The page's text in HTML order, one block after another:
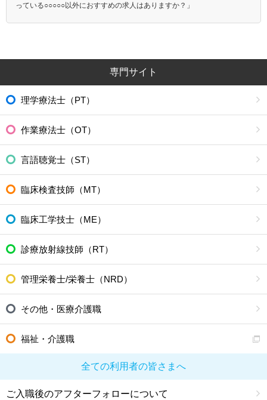
っている○○○○○以外におすすめの求人はありますか？」
専門サイト
理学療法士（PT）
作業療法士（OT）
言語聴覚士（ST）
臨床検査技師（MT）
臨床工学技士（ME）
診療放射線技師（RT）
管理栄養士/栄養士（NRD）
その他・医療介護職
福祉・介護職
全ての利用者の皆さまへ
ご入職後のアフターフォローについて